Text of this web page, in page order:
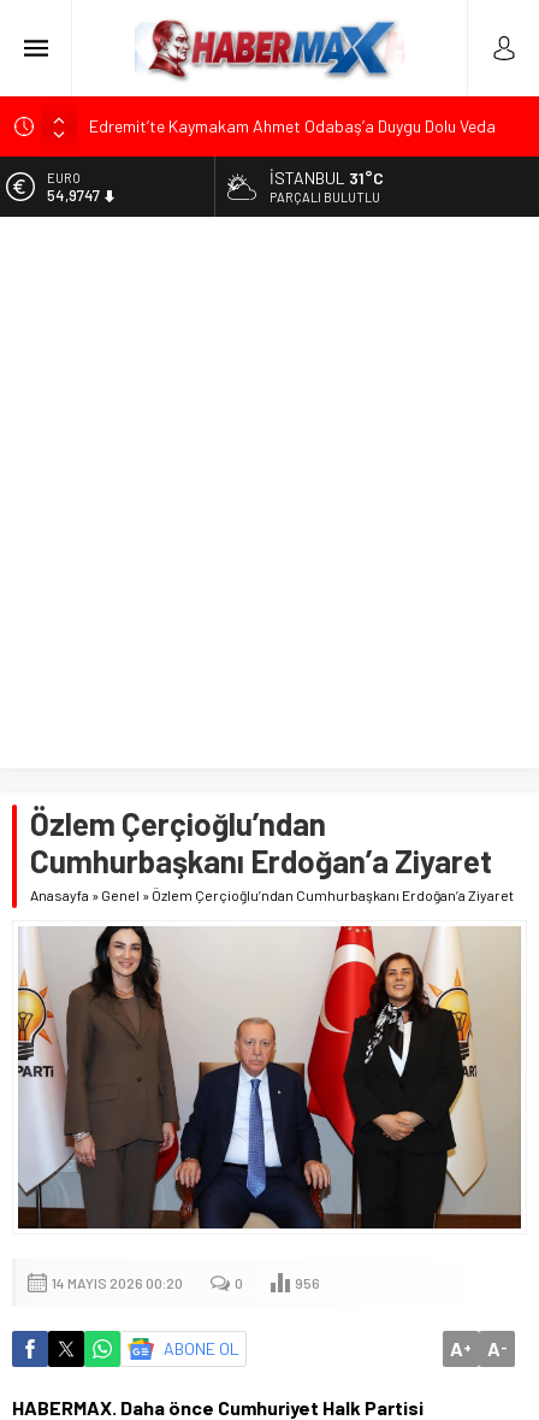
Edremit’te Kaymakam Ahmet Odabaş’a Duygu Dolu Veda
Tarihçi Yusuf Halaçoğlu’ndan TBMM’ye Sunulan Yasa Teklifine
Sert Eleştiri: “Osmanlı’nın Hukuk Anlayışının Gerisine
ALTIN
6.499,25
İSTANBUL 31°C
PARÇALI BULUTLU
Özlem Çerçioğlu’ndan
Cumhurbaşkanı Erdoğan’a Ziyaret
Anasayfa » Genel » Özlem Çerçioğlu’ndan Cumhurbaşkanı Erdoğan’a Ziyaret
14 MAYIS 2026 00:20 0 956
ABONE OL A+ A-
HABERMAX. Daha önce Cumhuriyet Halk Partisi